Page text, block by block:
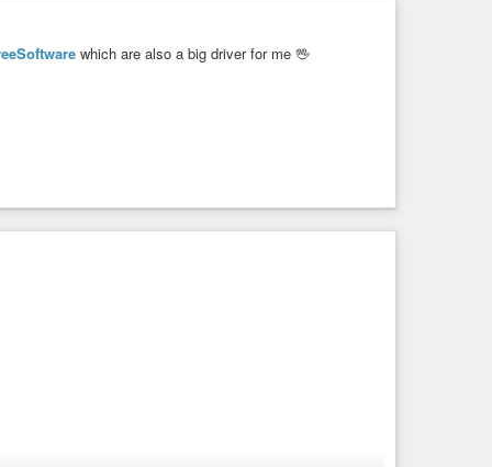
which are also a big driver for me 🖖